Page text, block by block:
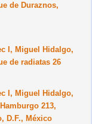
de Duraznos,
I, Miguel Hidalgo,
de radiatas 26
I, Miguel Hidalgo,
213,
D.F., México